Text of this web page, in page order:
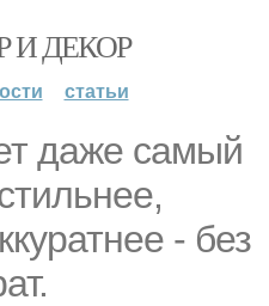
И ДЕКОР
статьи
даже самый
- без